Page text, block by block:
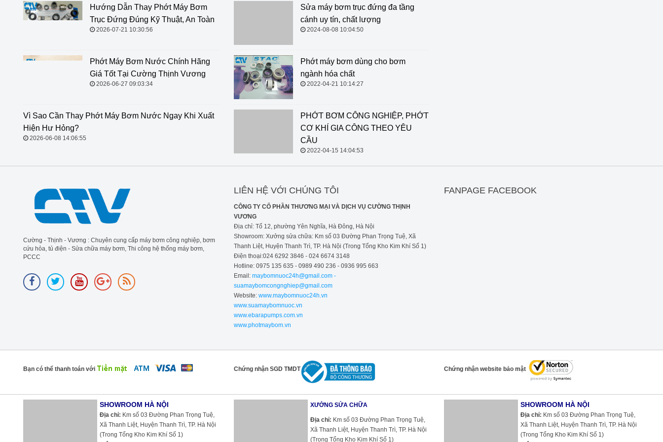
Hướng Dẫn Thay Phớt Máy Bơm
Trục Đứng Đúng Kỹ Thuật, An Toàn
2026-07-21 10:30:56
Phớt Máy Bơm Nước Chính Hãng
Giá Tốt Tại Cường Thịnh Vương
2026-06-27 09:03:34
Vì Sao Cần Thay Phớt Máy Bơm
Sửa máy bơm trục đứng đa tầng cánh uy tín, chất
Phớt máy bơm dùng cho bơm
ngành hóa chất
2022-04-21 10:14:27
PHỚT BƠM CÔNG NGHIỆP, PHỚT CƠ KHÍ GIA
CÔNG THEO YÊU CẦU
Cường - Thịnh - Vương : Chuyên cung cấp máy bơm công nghiệp, bơm
cứu hỏa, tủ điện - Sửa chữa máy bơm, Thi công hệ thống máy bơm,
PCCC
LIÊN HỆ VỚI CHÚNG TÔI
CÔNG TY CỔ PHẦN THƯƠNG MẠI VÀ DỊCH VỤ CƯỜNG THỊNH
VƯƠNG
Địa chỉ: Tổ 12, phường Yên Nghĩa, Hà Đông, Hà Nội
Showroom: Xưởng sửa chữa: Km số 03 Đường Phan Trọng Tuệ, Xã
Thanh Liệt, Huyện Thanh Trì, TP. Hà Nội (Trong Tổng Kho Kim Khí Số 1)
Điện thoại:024 6292 3846 - 024 6674 3148
Hotline: 0975 135 635 - 0989 490 236 - 0936 995 663
Email: maybomnuoc24h@gmail.com -
suamaybomcongnghiep@gmail.com
Website:www.maybomnuoc24h.vn
www.suamaybomnuoc.vn
www.ebarapumps.com.vn
www.photmaybom.vn
FANPAGE FACEBOOK
Bạn có thể thanh toán với Chứng nhận SGD TMDT Chứng nhận website bảo mật
SHOWROOM HÀ NỘI
Địa chỉ: Km số 03 Đường Phan Trọng Tuệ,
Xã Thanh Liệt, Huyện Thanh Trì, TP. Hà Nội
(Trong Tổng Kho Kim Khí Số 1)
XƯỞNG SỬA CHỮA
Địa chỉ: Km số 03 Đường Phan Trọng Tuệ,
Xã Thanh Liệt, Huyện Thanh Trì, TP. Hà Nội
(Trong Tổng Kho Kim Khí Số 1)
SHOWROOM HÀ NỘI
Địa chỉ: Km số 03 Đường Phan Trọng Tuệ,
Xã Thanh Liệt, Huyện Thanh Trì, TP. Hà Nội
(Trong Tổng Kho Kim Khí Số 1)